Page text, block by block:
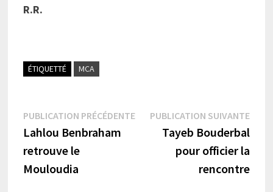
R.R.
ÉTIQUETTÉ MCA
Navigation
de
l’article
PUBLICATION PRÉCÉDENTEPublication
précédente :
Lahlou Benbraham
retrouve le
Mouloudia
PUBLICATION SUIVANTE
Tayeb Bouderbal
pour officier la
rencontre